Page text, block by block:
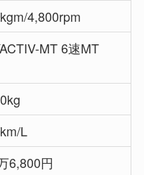
4,800rpm
MT 6速MT
L
6,800円